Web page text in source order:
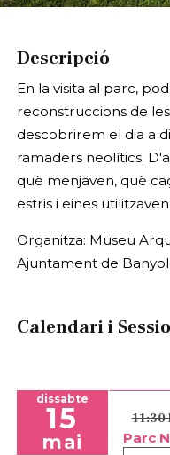
Descripció
En la visita al parc,
reconstruccions de
descobrirem el dia a
ramaders neolítics.
què menjaven, què
estris i eines
Organitza: Museu
Ajuntament de
Calendari i
dissabte
15
mai
11:30
Parc